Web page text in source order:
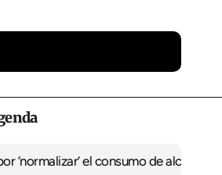
el consumo de alcoholDe Perlío a